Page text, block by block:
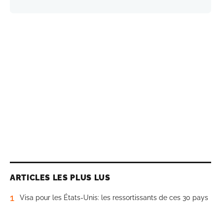
ARTICLES LES PLUS LUS
1
Visa pour les États-Unis: les ressortissants de ces 30 pays